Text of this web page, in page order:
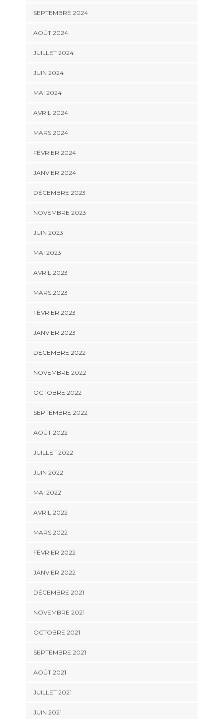
SEPTEMBRE 2024
AOÛT 2024
JUILLET 2024
JUIN 2024
MAI 2024
AVRIL 2024
MARS 2024
FÉVRIER 2024
JANVIER 2024
DÉCEMBRE 2023
NOVEMBRE 2023
JUIN 2023
MAI 2023
AVRIL 2023
MARS 2023
FÉVRIER 2023
JANVIER 2023
DÉCEMBRE 2022
NOVEMBRE 2022
OCTOBRE 2022
SEPTEMBRE 2022
AOÛT 2022
JUILLET 2022
JUIN 2022
MAI 2022
AVRIL 2022
MARS 2022
FÉVRIER 2022
JANVIER 2022
DÉCEMBRE 2021
NOVEMBRE 2021
OCTOBRE 2021
SEPTEMBRE 2021
AOÛT 2021
JUILLET 2021
JUIN 2021